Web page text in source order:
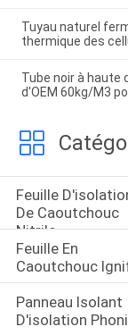
Tuyau naturel
thermique des
Tube noir à haute
d'OEM 60kg/M3
Feuille
De Caoutchouc
Nitrile
Feuille En
Caoutchouc
Panneau Isolant
D'isolation